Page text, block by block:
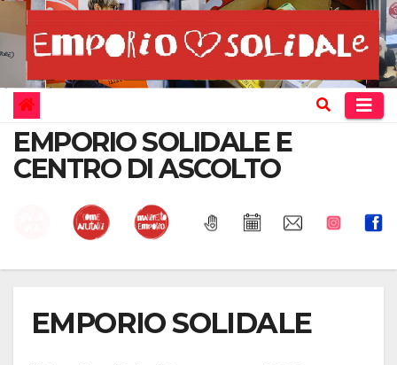
al
contenuto
EMPORIO SOLIDALE E
CENTRO DI ASCOLTO
EMPORIO SOLIDALE